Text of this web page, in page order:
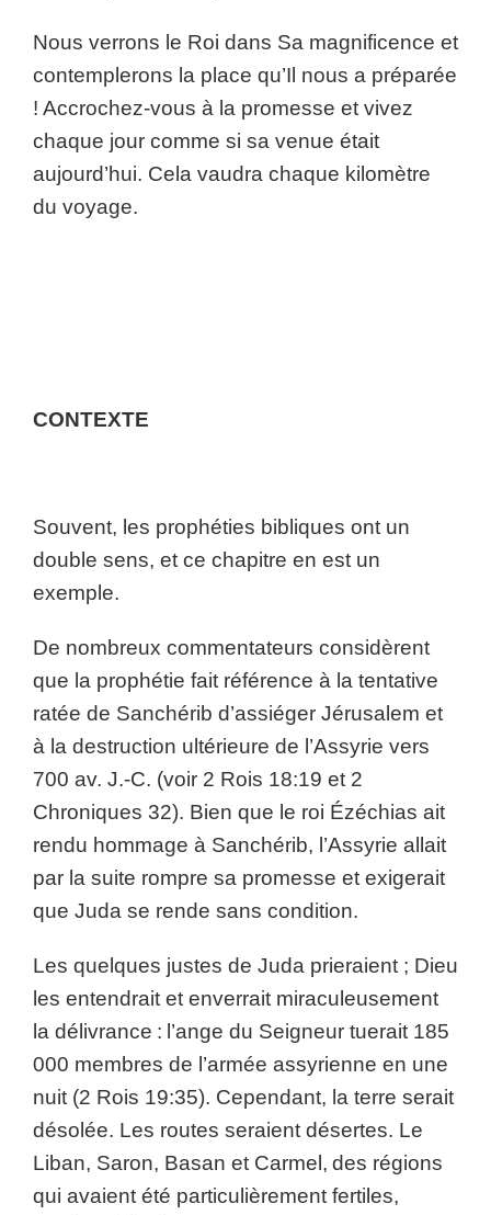
Nous verrons le Roi dans Sa magnificence et
contemplerons la place qu’Il nous a préparée
! Accrochez-vous à la promesse et vivez
chaque jour comme si sa venue était
aujourd’hui. Cela vaudra chaque kilomètre
du voyage.
CONTEXTE
Souvent, les prophéties bibliques ont un
double sens, et ce chapitre en est un
exemple.
De nombreux commentateurs considèrent
que la prophétie fait référence à la tentative
ratée de Sanchérib d’assiéger Jérusalem et
à la destruction ultérieure de l’Assyrie vers
700 av. J.-C. (voir 2 Rois 18:19 et 2
Chroniques 32). Bien que le roi Ézéchias ait
rendu hommage à Sanchérib, l’Assyrie allait
par la suite rompre sa promesse et exigerait
que Juda se rende sans condition.
Les quelques justes de Juda prieraient ; Dieu
les entendrait et enverrait miraculeusement
la délivrance : l’ange du Seigneur tuerait 185
000 membres de l’armée assyrienne en une
nuit (2 Rois 19:35). Cependant, la terre serait
désolée. Les routes seraient désertes. Le
Liban, Saron, Basan et Carmel, des régions
qui avaient été particulièrement fertiles,